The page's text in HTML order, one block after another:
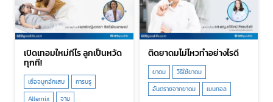
เปิดเทอมใหม่ทีไร ลูกเป็นหวัด
ทุกที!
เยื่อจมูกอักเสบ
การบรู
Allernix
จาม
ติดยาดมไม่ไหวทำอย่างไรดี
ยาดม
วิธีใช้ยาดม
อันตรายจากยาดม
เมนทอล